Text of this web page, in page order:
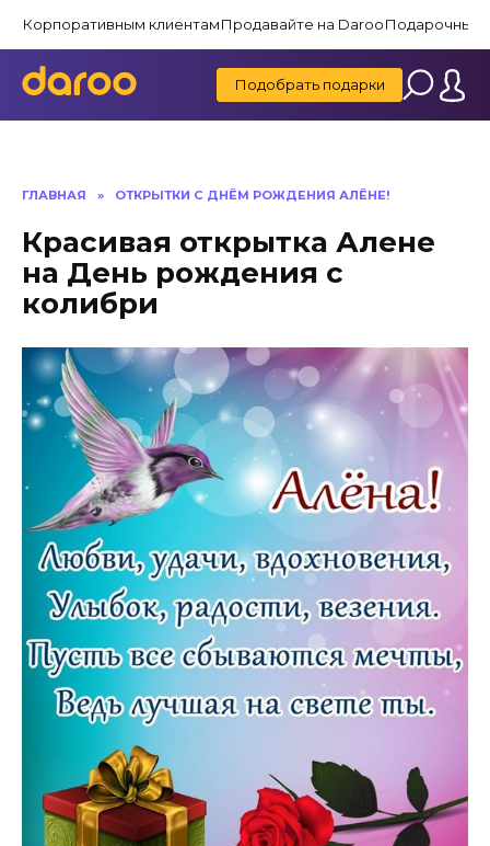
содержанию
Корпоративным клиентамПродавайте на DarooПодарочные
Подобрать подарки
ГЛАВНАЯ » ОТКРЫТКИ С ДНЁМ РОЖДЕНИЯ АЛЁНЕ!
Красивая открытка Алене
на День рождения с
колибри